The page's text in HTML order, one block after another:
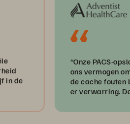
“Onze PACS-opslag is direct
ons vermogen om levens te
de cache fouten begon te
er verwarring. Dat was